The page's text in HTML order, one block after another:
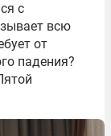
с
всю
от
падения?